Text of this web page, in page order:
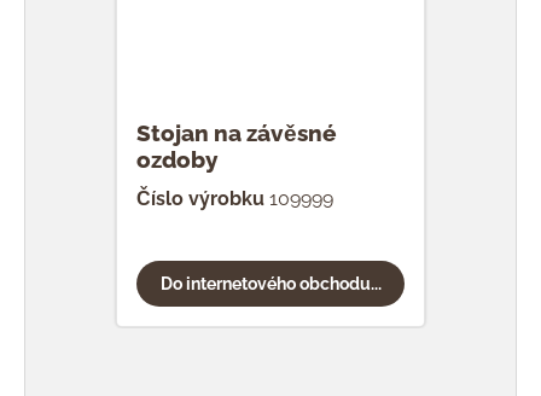
Stojan na závěsné
ozdoby
Číslo výrobku 109999
Do internetového obchodu...